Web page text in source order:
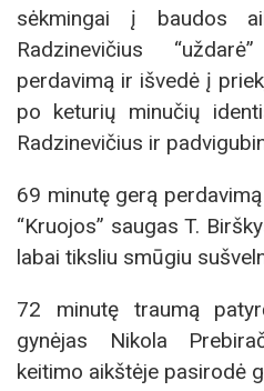
sėkmingai į baudos
Radzinevičius
perdavimą ir išvedė į
po keturių minučių
Radzinevičius ir
69 minutę gerą
“Kruojos” saugas T.
labai tiksliu smūgiu
72 minutę traumą
gynėjas Nikola
keitimo aikštėje pasirodė